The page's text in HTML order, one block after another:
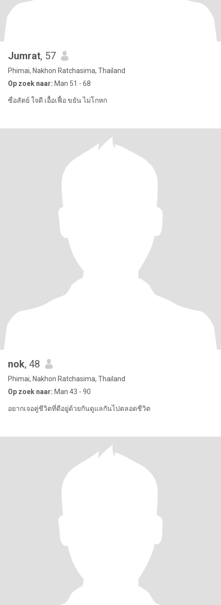
Jumrat, 57
Phimai, Nakhon Ratchasima, Thailand
Op zoek naar: Man 51 - 68
ซื่อสัตย์ ใจดี เอื้อเฟื้อ ขยัน ไม่โกหก
nok, 48
Phimai, Nakhon Ratchasima, Thailand
Op zoek naar: Man 43 - 90
อยากเจอคู่ชีวิตที่ดีอยู่ด้วยกันดูแลกันไปตลอดชีวิต